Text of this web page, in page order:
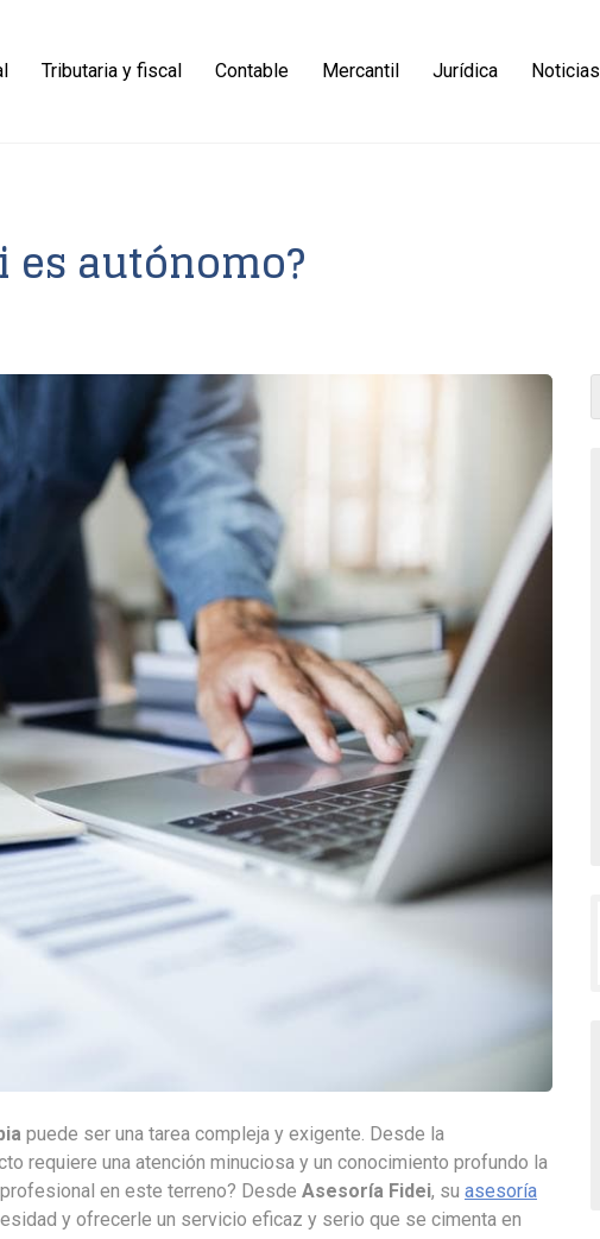
Tributaria y fiscal Contable Mercantil Jurídica Noticias
es autónomo?
puede ser una tarea compleja y exigente. Desde la
requiere una atención minuciosa y un conocimiento profundo la
en este terreno? Desde Asesoría Fidei, su asesoría
y ofrecerle un servicio eficaz y serio que se cimenta en